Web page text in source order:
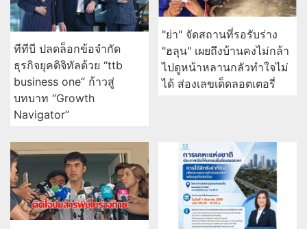
ทีทีบี ปลดล็อกข้อจำกัด
ธุรกิจยุคดิจิทัลด้วย “ttb
business one” ก้าวสู่
บทบาท “Growth
Navigator”
"ย่า" จัดสถานที่รอรับร่าง
"ฮลุน" เผยถึงบ้านคงไม่กล้า
ไปดูหน้าหลานกลัวทำใจไม่
ได้ ส่องเลขเด็ดลอตเตอรี่